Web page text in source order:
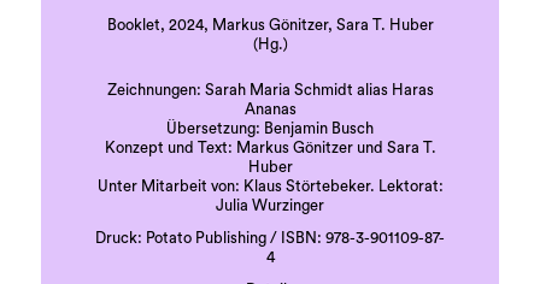
Booklet, 2024, Markus Gönitzer, Sara T. Huber
(Hg.)
Zeichnungen: Sarah Maria Schmidt alias Haras
Ananas
Übersetzung: Benjamin Busch
Konzept und Text: Markus Gönitzer und Sara T.
Huber
Unter Mitarbeit von: Klaus Störtebeker. Lektorat:
Julia Wurzinger
Druck: Potato Publishing / ISBN: 978-3-901109-87-
4